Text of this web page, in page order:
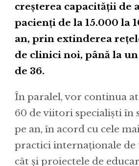
creșterea capacității de
pacienți de la 15.000 la
an, prin extinderea
de clinici noi, până la
de 36.
În paralel, vor continua
60 de viitori specialiști în
pe an, în acord cu cele
practici internaționale de
cât și proiectele de